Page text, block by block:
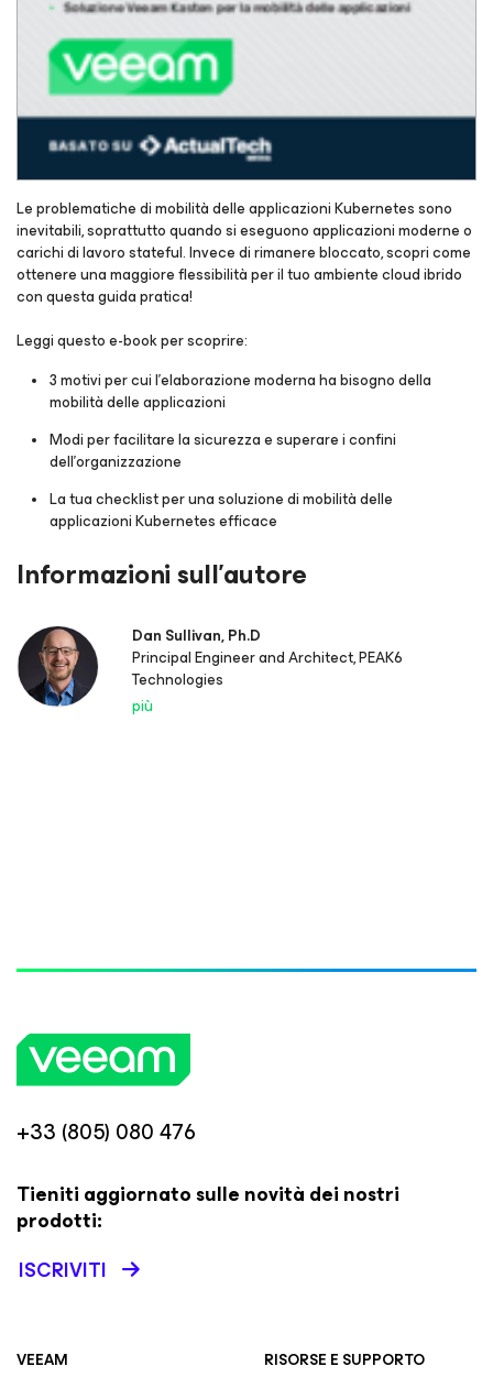
Le problematiche di mobilità delle applicazioni Kubernetes sono
inevitabili, soprattutto quando si eseguono applicazioni moderne o
carichi di lavoro stateful. Invece di rimanere bloccato, scopri come
ottenere una maggiore flessibilità per il tuo ambiente cloud ibrido
con questa guida pratica!
Leggi questo e-book per scoprire:
3 motivi per cui l'elaborazione moderna ha bisogno della
mobilità delle applicazioni
Modi per facilitare la sicurezza e superare i confini
dell'organizzazione
La tua checklist per una soluzione di mobilità delle
applicazioni Kubernetes efficace
Informazioni sull'autore
Dan Sullivan, Ph.D
Principal Engineer and Architect, PEAK6
Technologies
più
+33 (805) 080 476
Tieniti aggiornato sulle novità dei nostri
prodotti:
ISCRIVITI
VEEAM
RISORSE E SUPPORTO